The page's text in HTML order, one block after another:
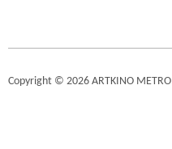
Copyright © 2026 ARTKINO METRO